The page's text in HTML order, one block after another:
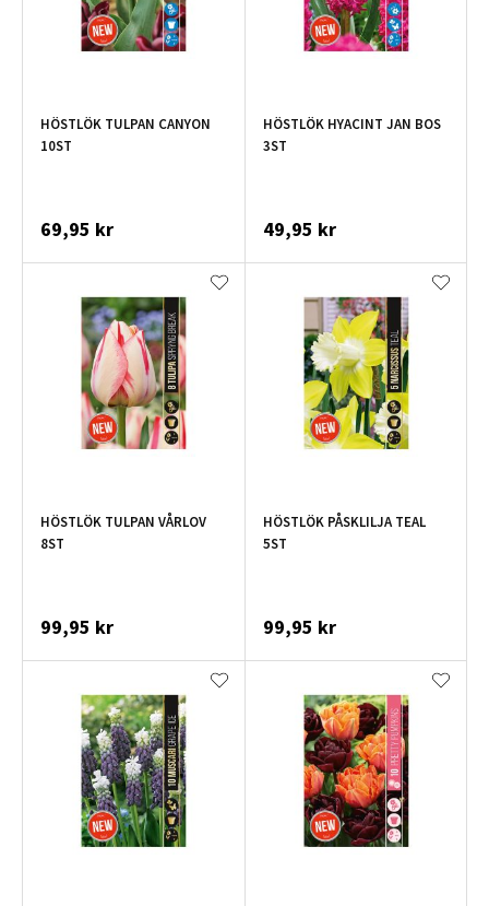
HÖSTLÖK TULPAN CANYON
10ST
69,95 kr
HÖSTLÖK HYACINT JAN BOS
3ST
49,95 kr
HÖSTLÖK TULPAN VÅRLOV
8ST
99,95 kr
HÖSTLÖK PÅSKLILJA TEAL
5ST
99,95 kr